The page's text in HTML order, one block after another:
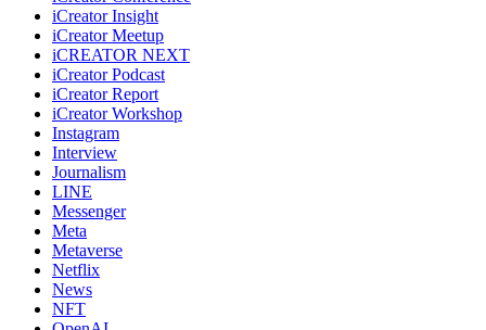
iCreator Insight
iCreator Meetup
iCREATOR NEXT
iCreator Podcast
iCreator Report
iCreator Workshop
Instagram
Interview
Journalism
LINE
Messenger
Meta
Metaverse
Netflix
News
NFT